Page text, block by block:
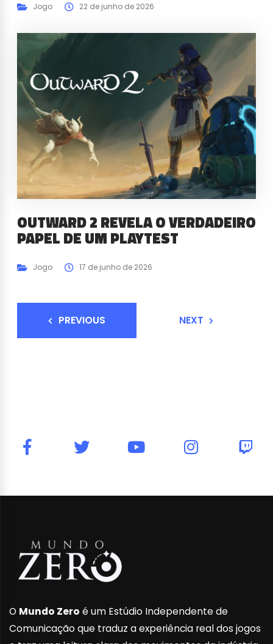
Jogo 22 de junho de 2026
OUTWARD 2 REVELA O VERDADEIRO
PAPEL DE UM PLAYTEST
Jogo 17 de junho de 2026
PREVIOUS NEXT
O Mundo Zero é um Estúdio Independente de
Comunicação que traduz a experiência real dos jogos